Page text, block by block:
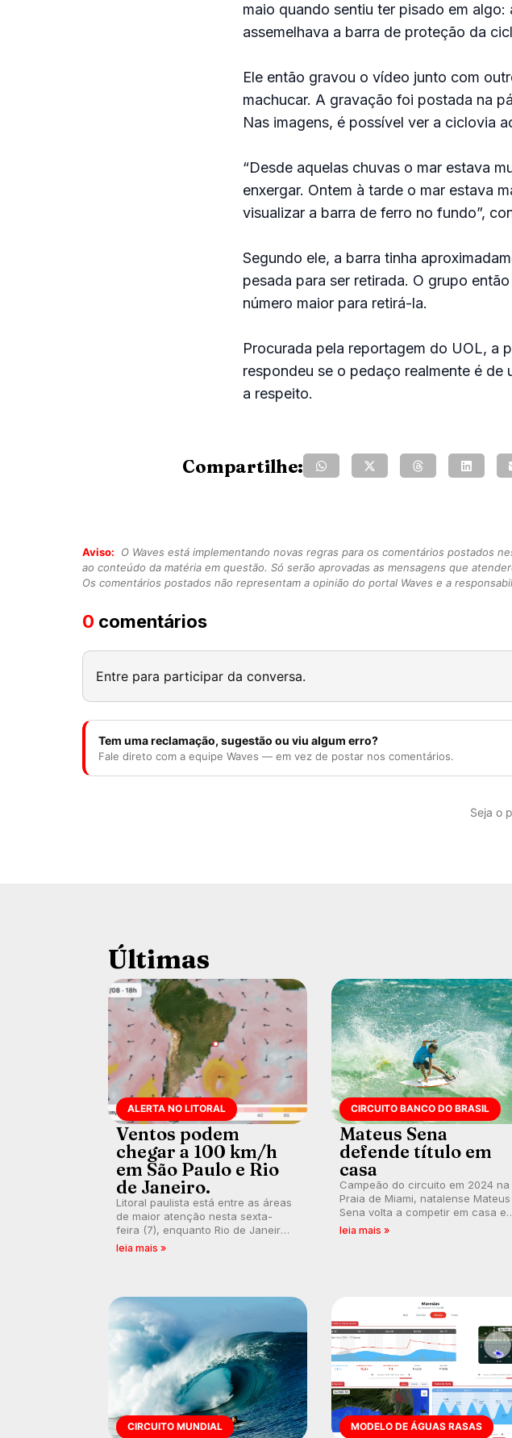
maio quando sentiu ter pisado em
assemelhava a barra de proteção da
Ele então gravou o vídeo junto com
machucar. A gravação foi postada na
Nas imagens, é possível ver a ciclovia
“Desde aquelas chuvas o mar estava
enxergar. Ontem à tarde o mar estava
visualizar a barra de ferro no fundo”,
Segundo ele, a barra tinha
pesada para ser retirada. O grupo
número maior para retirá-la.
Procurada pela reportagem do UOL, a
respondeu se o pedaço realmente é
a respeito.
Compartilhe:
Aviso:
O Waves está implementando novas regras para os comentários postados
ao conteúdo da matéria em questão. Só serão aprovadas as mensagens que
Os comentários postados não representam a opinião do portal Waves e a
0 comentários
Entre para participar da conversa.
Tem uma reclamação, sugestão ou viu algum erro?
Fale direto com a equipe Waves — em vez de postar nos comentários.
Seja o
Últimas
ALERTA NO LITORAL
Ventos podem
chegar a 100 km/h
em São Paulo e Rio
de Janeiro.
Litoral paulista está entre as áreas
de maior atenção nesta sexta-
feira (7), enquanto Rio de Janeiro
também recebe alerta para ventos
leia mais »
CIRCUITO BANCO DO BRASIL
Mateus Sena
defende título em
casa
Campeão do circuito em 2024 na
Praia de Miami, natalense Mateus
Sena volta a competir em casa
busca de manter a hegemonia
leia mais »
CIRCUITO MUNDIAL MODELO DE ÁGUAS RASAS